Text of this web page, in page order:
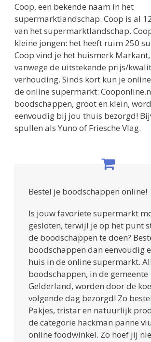
Coop, een bekende naam in het
supermarktlandschap. Coop is al
van het supermarktlandschap.
kleine jongen: het heeft ruim 250
Coop vind je het huismerk
vanwege de uitstekende prijs/
verhouding. Sinds kort kun je
de online supermarkt:
boodschappen, groot en klein,
eenvoudig bij jou thuis bezorgd!
spullen als Yuno of Friesche Vlag.
Bestel je boodschappen online!
Is jouw favoriete supermarkt
gesloten, terwijl je op het punt
de boodschappen te doen?
boodschappen dan eenvoudig
huis in de online supermarkt.
boodschappen, in de gemeente
Gelderland, worden door de
volgende dag bezorgd! Zo
Pakjes, tristar en natuurlijk
de categorie hackman panne
online foodwinkel. Zo hoef jij